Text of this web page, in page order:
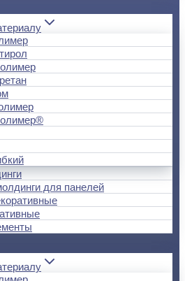
для панелей